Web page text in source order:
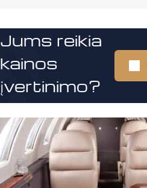
Jums reikia
kainos
įvertinimo?